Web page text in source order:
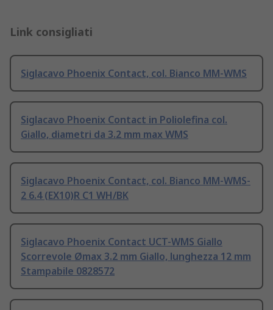
Link consigliati
Siglacavo Phoenix Contact, col. Bianco MM-WMS
Siglacavo Phoenix Contact in Poliolefina col.
Giallo, diametri da 3.2 mm max WMS
Siglacavo Phoenix Contact, col. Bianco MM-WMS-
2 6.4 (EX10)R C1 WH/BK
Siglacavo Phoenix Contact UCT-WMS Giallo
Scorrevole Ømax 3.2 mm Giallo, lunghezza 12 mm
Stampabile 0828572